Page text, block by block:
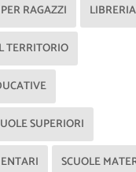
RAGAZZI LIBRERIA
TERRITORIO
SUPERIORI
SCUOLE